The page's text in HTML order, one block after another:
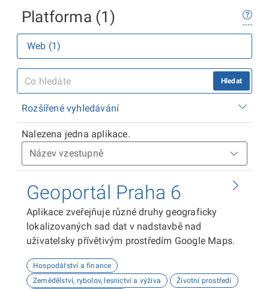
Platforma (1)
Web (1)
Hledat
Rozšířené vyhledávání
Nalezena jedna aplikace.
Geoportál Praha 6
Aplikace zveřejňuje různé druhy geograficky
lokalizovaných sad dat v nadstavbě nad
uživatelsky přívětivým prostředím Google Maps.
Hospodářství a finance
Zemědělství, rybolov, lesnictví a výživa
Životní prostředí